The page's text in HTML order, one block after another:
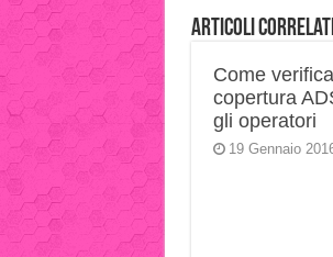
Articoli
Come
copertura
gli operatori
19 Gennaio